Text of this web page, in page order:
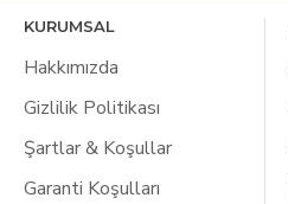
KURUMSAL
Hakkımızda
Gizlilik Politikası
Şartlar & Koşullar
Garanti Koşulları